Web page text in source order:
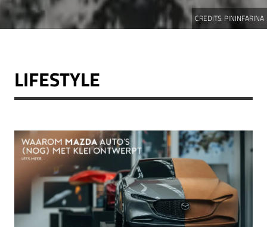
CREDITS: PININFARINA
LIFESTYLE